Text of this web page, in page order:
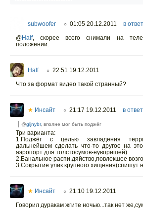
subwoofer ○ 01:05 20.12.2011 в
@Half, скорее всего снимали на
положении.
Half ○ 22:51 19.12.2011
Что за формат видео такой странный?
★ Инсайт ○ 21:17 19.12.2011 в
@gljnybr, вполне мог быть поджёг
Три варианта:
1.Поджёг с целью завладения
дальнейшем сделать что-то другое на
аэропорт для толстосумов-нуворишей)
2.Банальное распи.дяйство,повлекшее
3.Сокрытие улик крупного хищения(спишут
★ Инсайт ○ 21:10 19.12.2011
Говорил дуракам жгите ночью...так нет